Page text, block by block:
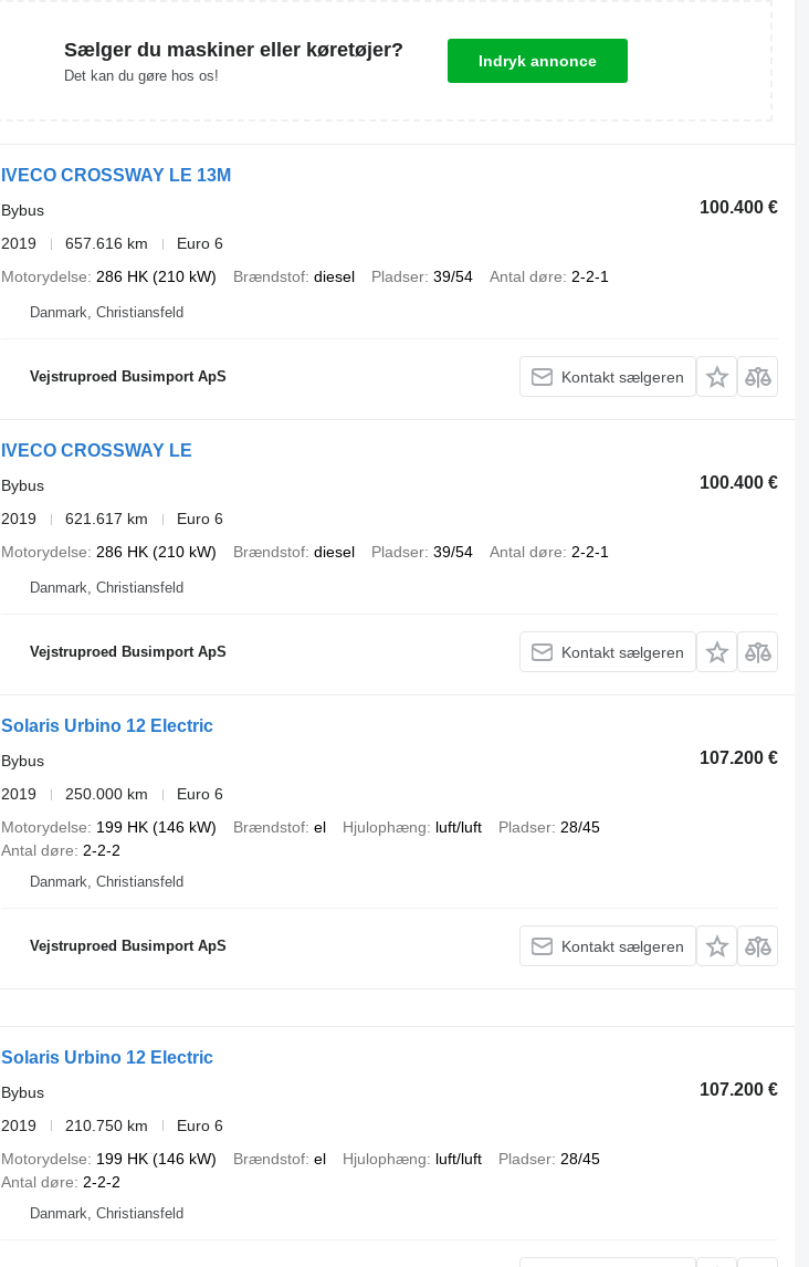
Sælger du maskiner eller køretøjer?
Det kan du gøre hos os!
Indryk annonce
IVECO CROSSWAY LE 13M
100.400 €
Bybus
2019
657.616 km
Euro 6
Motorydelse
286 HK (210 kW) Brændstof diesel Pladser 39/54 Antal døre 2-2-1
Danmark, Christiansfeld
Vejstruproed Busimport ApS Kontakt sælgeren
IVECO CROSSWAY LE
100.400 €
Bybus
2019
621.617 km
Euro 6
Motorydelse
286 HK (210 kW) Brændstof diesel Pladser 39/54 Antal døre 2-2-1
Danmark, Christiansfeld
Vejstruproed Busimport ApS Kontakt sælgeren
Solaris Urbino 12 Electric
107.200 €
Bybus
2019
250.000 km
Euro 6
Motorydelse
199 HK (146 kW) Brændstof el Hjulophæng luft/luft Pladser 28/45
Antal døre
2-2-2
Danmark, Christiansfeld
Vejstruproed Busimport ApS Kontakt sælgeren
Solaris Urbino 12 Electric
107.200 €
Bybus
2019
210.750 km
Euro 6
Motorydelse
199 HK (146 kW) Brændstof el Hjulophæng luft/luft Pladser 28/45
Antal døre
2-2-2
Danmark, Christiansfeld